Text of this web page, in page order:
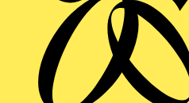
PHILHARMONIE ESSEN
Sunday
02.05.2027
11:00 - 12:00
RWE Pavillon